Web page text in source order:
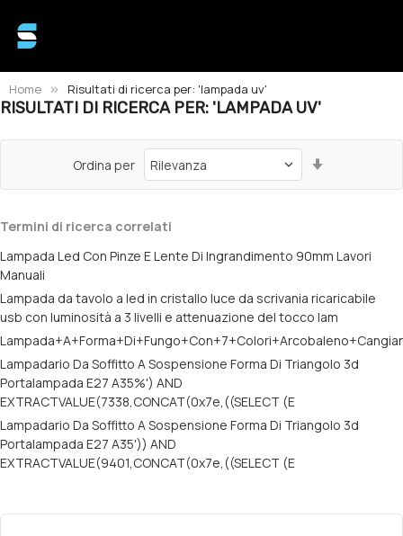
Home Risultati di ricerca per: 'lampada uv'
RISULTATI DI RICERCA PER: 'LAMPADA UV'
Ordina per
direzione
Termini di ricerca correlati
Lampada Led Con Pinze E Lente Di Ingrandimento 90mm Lavori
Manuali
Lampada da tavolo a led in cristallo luce da scrivania ricaricabile
usb con luminosità a 3 livelli e attenuazione del tocco lam
Lampadario Da Soffitto A Sospensione Forma Di Triangolo 3d
Portalampada E27 A35%') AND
EXTRACTVALUE(7338,CONCAT(0x7e,((SELECT (E
Lampadario Da Soffitto A Sospensione Forma Di Triangolo 3d
Portalampada E27 A35')) AND
EXTRACTVALUE(9401,CONCAT(0x7e,((SELECT (E